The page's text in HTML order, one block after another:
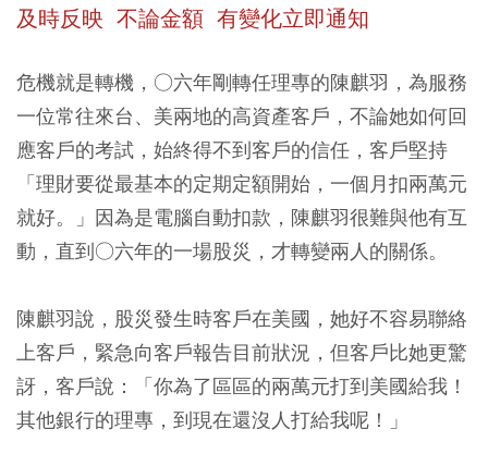
及時反映 不論金額 有變化立即通知
危機就是轉機，○六年剛轉任理專的陳麒羽，為服務
一位常往來台、美兩地的高資產客戶，不論她如何回
應客戶的考試，始終得不到客戶的信任，客戶堅持
「理財要從最基本的定期定額開始，一個月扣兩萬元
就好。」因為是電腦自動扣款，陳麒羽很難與他有互
動，直到○六年的一場股災，才轉變兩人的關係。
陳麒羽說，股災發生時客戶在美國，她好不容易聯絡
上客戶，緊急向客戶報告目前狀況，但客戶比她更驚
訝，客戶說：「你為了區區的兩萬元打到美國給我！
其他銀行的理專，到現在還沒人打給我呢！」